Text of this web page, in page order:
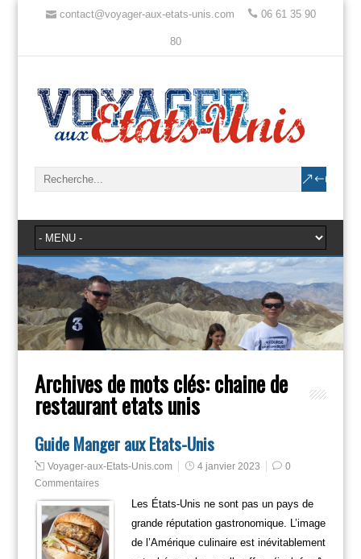
contact@voyager-aux-etats-unis.com 06 61 35 90
80
Archives de mots clés:chaine de
restaurant etats unis
Guide Manger aux Etats-Unis
Voyager-aux-Etats-Unis.com 4 janvier 2023
0
Commentaires
Les États-Unis ne sont pas un pays de
grande réputation gastronomique. L’image
de l’Amérique culinaire est inévitablement